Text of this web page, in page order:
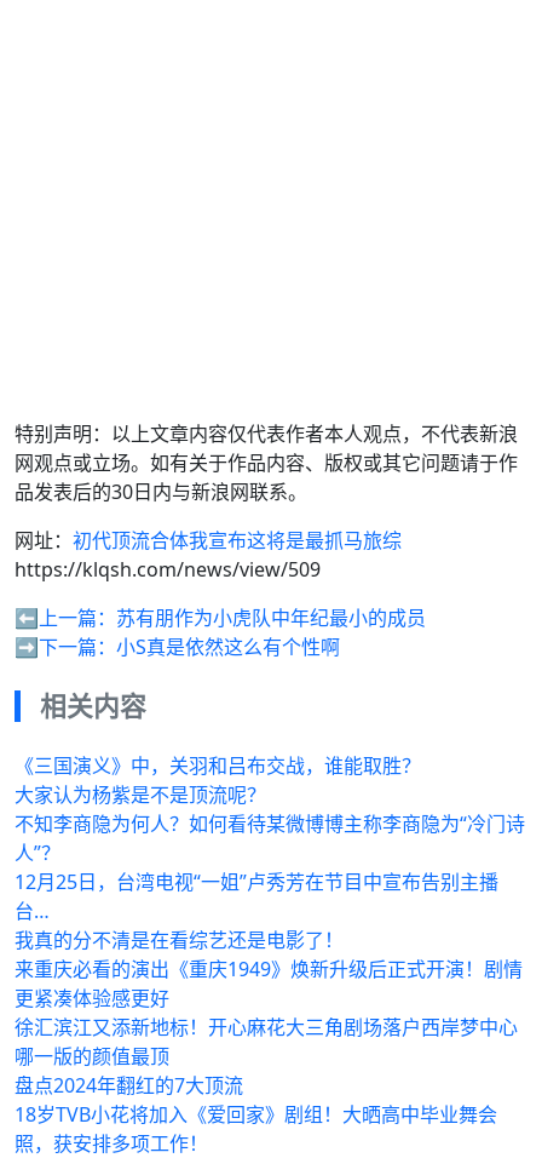
特别声明：以上文章内容仅代表作者本人观点，不代表新浪
网观点或立场。如有关于作品内容、版权或其它问题请于作
品发表后的30日内与新浪网联系。
网址： 初代顶流合体我宣布这将是最抓马旅综
https://klqsh.com/news/view/509
⬅️上一篇： 苏有朋作为小虎队中年纪最小的成员
➡️下一篇： 小S真是依然这么有个性啊
相关内容
《三国演义》中，关羽和吕布交战，谁能取胜？
大家认为杨紫是不是顶流呢？
不知李商隐为何人？如何看待某微博博主称李商隐为“冷门诗
人”？
12月25日，台湾电视“一姐”卢秀芳在节目中宣布告别主播
台…
我真的分不清是在看综艺还是电影了！
来重庆必看的演出《重庆1949》焕新升级后正式开演！剧情
更紧凑体验感更好
徐汇滨江又添新地标！开心麻花大三角剧场落户西岸梦中心
哪一版的颜值最顶
盘点2024年翻红的7大顶流
18岁TVB小花将加入《爱回家》剧组！大晒高中毕业舞会
照，获安排多项工作！